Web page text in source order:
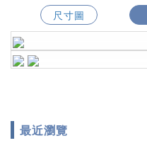
尺寸圖
最近瀏覽